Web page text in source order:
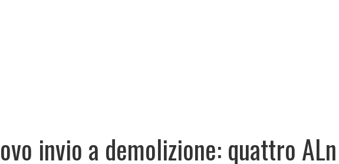
invio a demolizione: quattro